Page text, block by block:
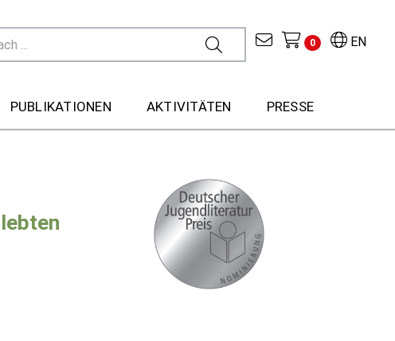
EN
0
PUBLIKATIONEN AKTIVITÄTEN PRESSE